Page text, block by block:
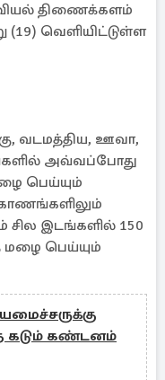
திணைக்களம்
(19) வெளியிட்டுள்ள
வடமத்திய, ஊவா,
அவ்வப்போது
பெய்யும்
இடங்களில் 150
மழை பெய்யும்
கடும் கண்டனம்